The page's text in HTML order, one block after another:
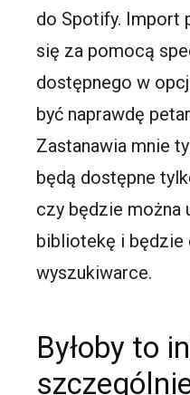
do Spotify. Import
się za pomocą
dostępnego w
być naprawdę
Zastanawia mnie
będą dostępne
czy będzie można
bibliotekę i będzie
wyszukiwarce.
Byłoby to